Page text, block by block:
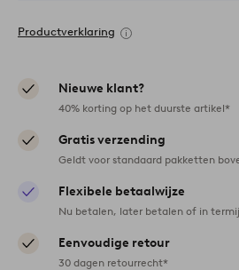
Productverklaring
Nieuwe klant?
40% korting op het duurste artikel*
Gratis verzending
Geldt voor standaard pakketten
Flexibele betaalwijze
Nu betalen, later betalen of in
Eenvoudige retour
30 dagen retourrecht*